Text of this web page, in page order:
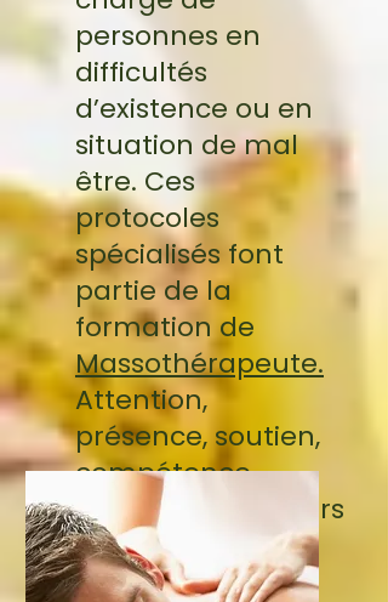
personnes en
difficultés
d’existence ou en
situation de mal
être. Ces
protocoles
spécialisés font
partie de la
formation de
Massothérapeute.
Attention,
présence, soutien,
compétence,
prennent tous leurs
sens avec cette
formation.